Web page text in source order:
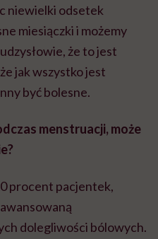
niewielki odsetek
miesiączki i możemy
że to jest
jak wszystko jest
być bolesne.
menstruacji, może
procent pacjentek,
dolegliwości bólowych.